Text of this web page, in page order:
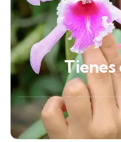
Tienes